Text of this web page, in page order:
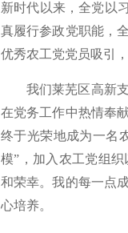
新时代以来，全党以
真履行参政党职能，
优秀农工党党员吸引
我们莱芜区高新
在党务工作中热情奉
终于光荣地成为一名
模”，加入农工党组
和荣幸。我的每一点
心培养。